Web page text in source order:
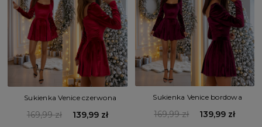
Sukienka Venice czerwona
169,99 zł 139,99 zł
Sukienka Venice bordowa
169,99 zł 139,99 zł